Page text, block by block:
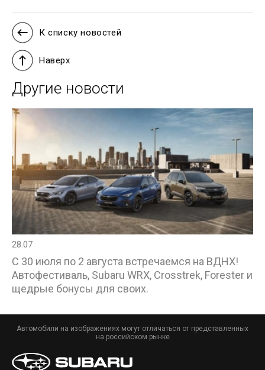
К списку новостей
Наверх
Другие новости
28.07
С 30 июля по 2 августа встречаемся на ВДНХ!
Автофестиваль, Subaru WRX, Crosstrek, Forester и
щедрые бонусы для своих.
Автомобили на изображениях могут отличаться от представленных
на российском рынке